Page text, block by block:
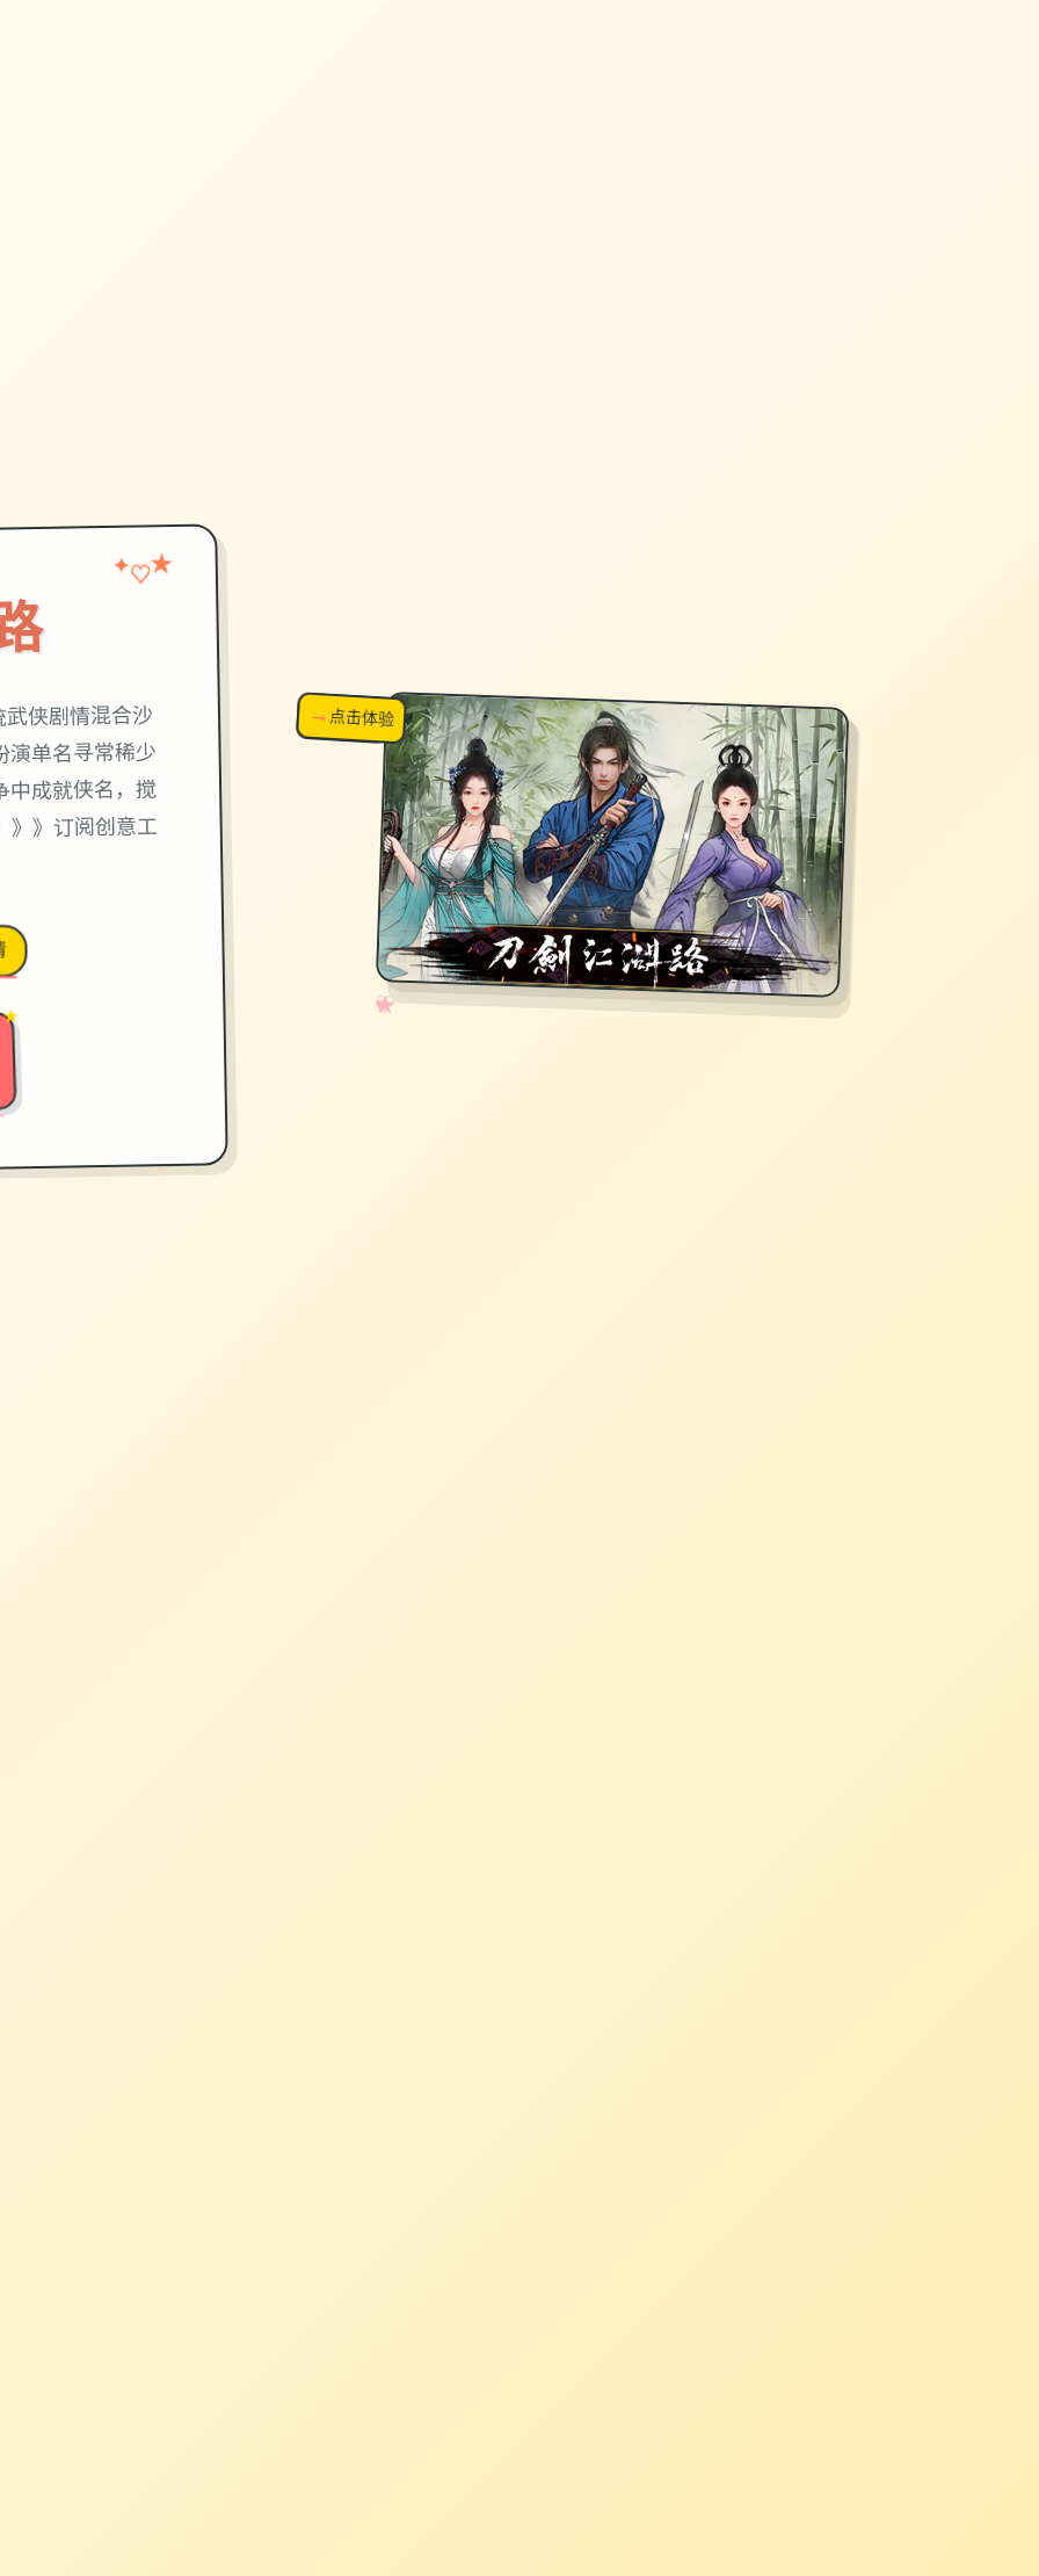
✦♡★
侠剧情混合沙
单名寻常稀少
成就侠名，搅
》订阅创意工
✧
♡
★
♥
↗超棒！
→点击体验